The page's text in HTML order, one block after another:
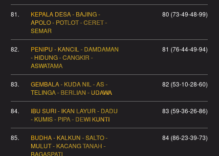
81.
KEPALA DESA - BAJING -
APOLO - POTLOT - CERET -
SEMAR
80 (73-49-48-99)
82.
PENIPU - KANCIL - DAMDAMAN
- HIDUNG - CANGKIR -
ASWATAMA
81 (76-44-49-94)
83.
GEMBALA - KUDA NIL - AS -
TELINGA - BERLIAN - UDAWA
82 (53-10-28-60)
84.
IBU SURI - IKAN LAYUR - DADU
- KUMIS - PIPA - DEWI KUNTI
83 (59-36-26-86)
85.
BUDHA - KALKUN - SALTO -
MULUT - KACANG TANAH -
BAGASPATI
84 (86-23-39-73)